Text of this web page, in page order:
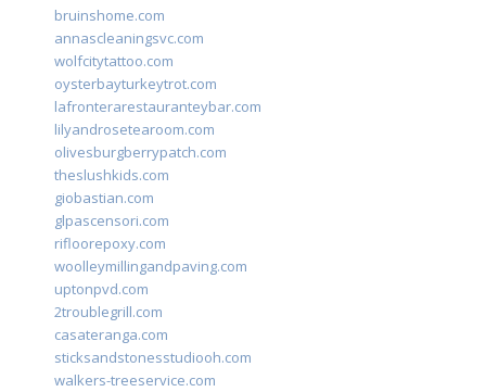
bruinshome.com
annascleaningsvc.com
wolfcitytattoo.com
oysterbayturkeytrot.com
lafronterarestauranteybar.com
lilyandrosetearoom.com
olivesburgberrypatch.com
theslushkids.com
giobastian.com
glpascensori.com
rifloorepoxy.com
woolleymillingandpaving.com
uptonpvd.com
2troublegrill.com
casateranga.com
sticksandstonesstudiooh.com
walkers-treeservice.com